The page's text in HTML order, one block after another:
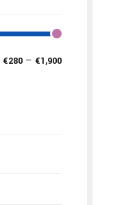
€280 — €1,900